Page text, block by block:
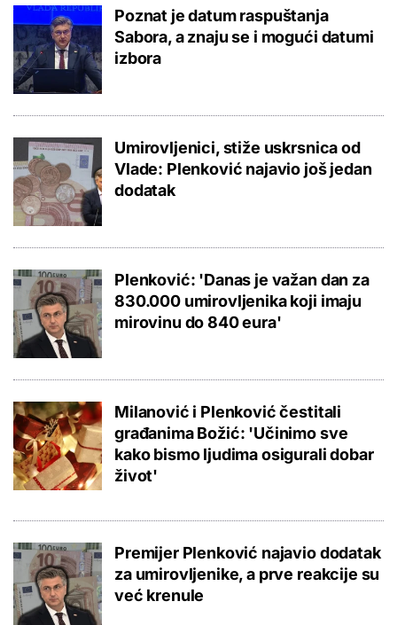
Poznat je datum raspuštanja
Sabora, a znaju se i mogući datumi
izbora
Umirovljenici, stiže uskrsnica od
Vlade: Plenković najavio još jedan
dodatak
Plenković: 'Danas je važan dan za
830.000 umirovljenika koji imaju
mirovinu do 840 eura'
Milanović i Plenković čestitali
građanima Božić: 'Učinimo sve
kako bismo ljudima osigurali dobar
život'
Premijer Plenković najavio dodatak
za umirovljenike, a prve reakcije su
već krenule